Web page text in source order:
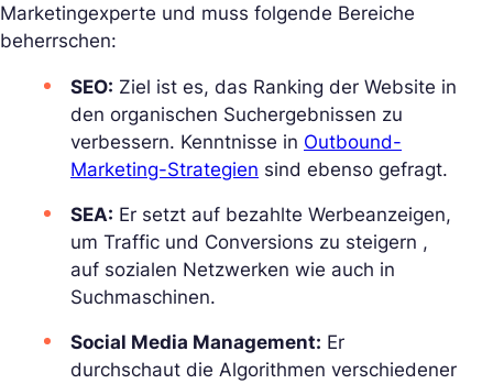
Marketingexperte und muss folgende Bereiche
beherrschen:
SEO: Ziel ist es, das Ranking der Website in
den organischen Suchergebnissen zu
verbessern. Kenntnisse in Outbound-
Marketing-Strategien sind ebenso gefragt.
SEA: Er setzt auf bezahlte Werbeanzeigen,
um Traffic und Conversions zu steigern ,
auf sozialen Netzwerken wie auch in
Suchmaschinen.
Social Media Management: Er
durchschaut die Algorithmen verschiedener